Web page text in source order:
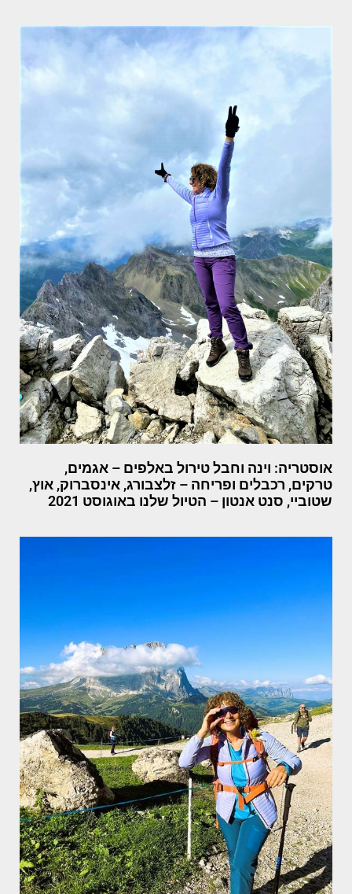
אוסטריה: וינה וחבל טירול באלפים – אגמים,
טרקים, רכבלים ופריחה – זלצבורג, אינסברוק, אוץ,
שטוביי, סנט אנטון – הטיול שלנו באוגוסט 2021